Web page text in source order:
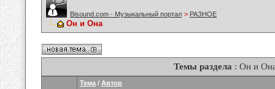
Bisound.com - Музыкальный портал > РАЗНОЕ
Он и Она
Темы раздела : Он и
Тема / Автор